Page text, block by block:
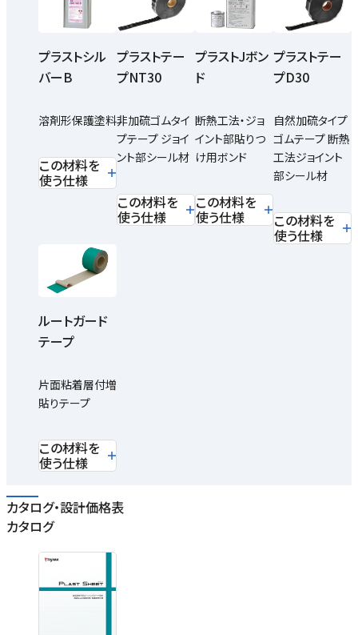
プラストシル
バーB
溶剤形保護塗料
この材料を
使う仕様
プラストテー
プNT30
非加硫ゴムタイ
プテープ ジョイ
ント部シール材
この材料を
使う仕様
プラストJボン
ド
断熱工法・ジョ
イント部貼りつ
け用ボンド
この材料を
使う仕様
プラストテー
プD30
自然加硫タイプ
ゴムテープ 断熱
工法ジョイント
部シール材
この材料を
使う仕様
ルートガード
テープ
片面粘着層付増
貼りテープ
この材料を
使う仕様
カタログ・設計価格表
カタログ